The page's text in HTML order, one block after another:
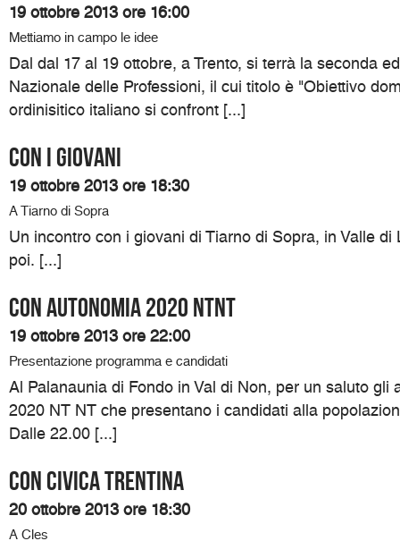
19 ottobre 2013 ore 16:00
Mettiamo in campo le idee
Dal dal 17 al 19 ottobre, a Trento, si terrà la seconda
Nazionale delle Professioni, il cui titolo è "Obiettivo
ordinisitico italiano si confront [...]
Con i giovani
19 ottobre 2013 ore 18:30
A Tiarno di Sopra
Un incontro con i giovani di Tiarno di Sopra, in Valle di
poi. [...]
Con Autonomia 2020 NTNT
19 ottobre 2013 ore 22:00
Presentazione programma e candidati
Al Palanaunia di Fondo in Val di Non, per un saluto gli
2020 NT NT che presentano i candidati alla
Dalle 22.00 [...]
Con Civica Trentina
20 ottobre 2013 ore 18:30
A Cles